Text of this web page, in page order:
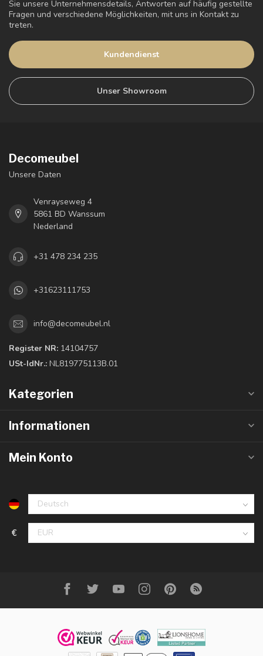
Sie unsere Unternehmensdetails, Antworten auf häufig gestellte
Fragen und verschiedene Möglichkeiten, mit uns in Kontakt zu
treten.
Kundendienst
Unser Showroom
Decomeubel
Unsere Daten
Venrayseweg 4
5861 BD Wanssum
Nederland
+31 478 234 235
+31623111753
info@decomeubel.nl
Register NR: 14104757
USt-IdNr.: NL819775113B.01
Kategorien
Informationen
Mein Konto
€